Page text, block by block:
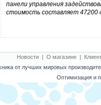
панели управления
стоимость составляет 47200
Новости| О магазине|
от лучших мировых
Оптимизация и